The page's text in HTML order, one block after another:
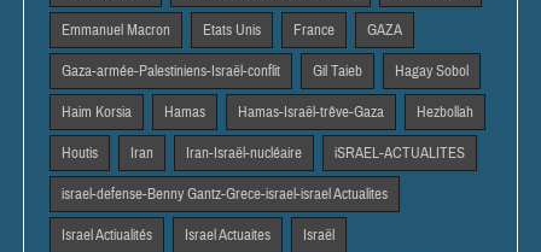
Emmanuel Macron Etats Unis France GAZA
Gaza-armée-Palestiniens-Israël-conflit Gil Taieb Hagay Sobol
Haim Korsia Hamas Hamas-Israël-trêve-Gaza Hezbollah
Houtis Iran Iran-Israël-nucléaire iSRAEL-ACTUALITES
israel-defense-Benny Gantz-Grece-israel-israel Actualites
Israel Actiualités Israel Actuaites Israël